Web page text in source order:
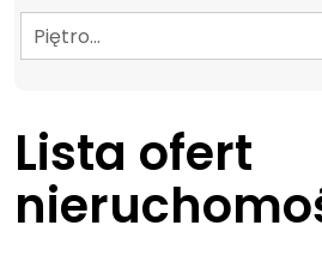
Piętro…
Lista ofert